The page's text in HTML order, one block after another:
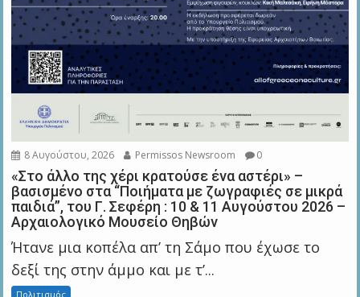
8 Αυγούστου, 2026 Permissos Newsroom 0
«Στο άλλο της χέρι κρατούσε ένα αστέρι» –
βασισμένο στα “Ποιήματα με ζωγραφιές σε μικρά
παιδιά”, του Γ. Σεφέρη : 10 & 11 Αυγούστου 2026 –
Αρχαιολογικό Μουσείο Θηβών
Ήτανε μια κοπέλα απ’ τη Σάμο που έχωσε το
δεξί της στην άμμο και με τ’...
Πολιτισμός